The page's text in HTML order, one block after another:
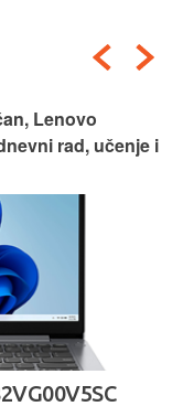
Lenovo
rad, učenje i